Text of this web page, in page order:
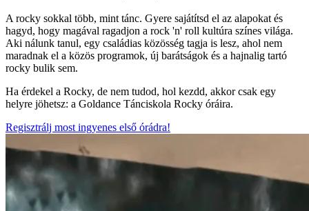
A rocky sokkal több, mint tánc. Gyere sajátítsd el az alapokat és
hagyd, hogy magával ragadjon a rock 'n' roll kultúra színes világa.
Aki nálunk tanul, egy családias közösség tagja is lesz, ahol nem
maradnak el a közös programok, új barátságok és a hajnalig tartó
rocky bulik sem.
Ha érdekel a Rocky, de nem tudod, hol kezdd, akkor csak egy
helyre jöhetsz: a Goldance Tánciskola Rocky óráira.
Regisztrálj most ingyenes első órádra!